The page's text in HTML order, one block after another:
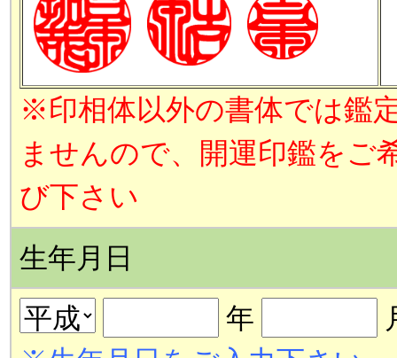
※印相体以外の書体では鑑
ませんので、開運印鑑をご
び下さい
生年月日
年